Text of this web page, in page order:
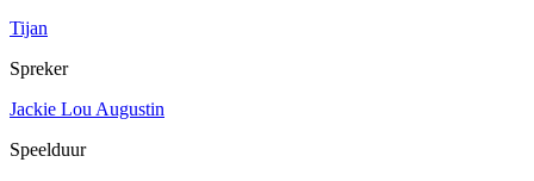
Tijan
Spreker
Jackie Lou Augustin
Speelduur